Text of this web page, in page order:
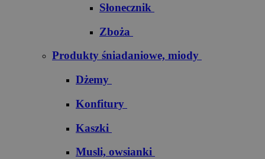
Słonecznik
Zboża
Produkty śniadaniowe, miody
Dżemy
Konfitury
Kaszki
Musli, owsianki